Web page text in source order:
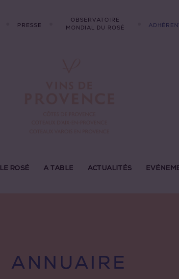
PRESSE
OBSERVATOIRE
MONDIAL DU ROSÉ
LE ROSÉ A TABLE ACTUALITÉS
ANNUAIRE